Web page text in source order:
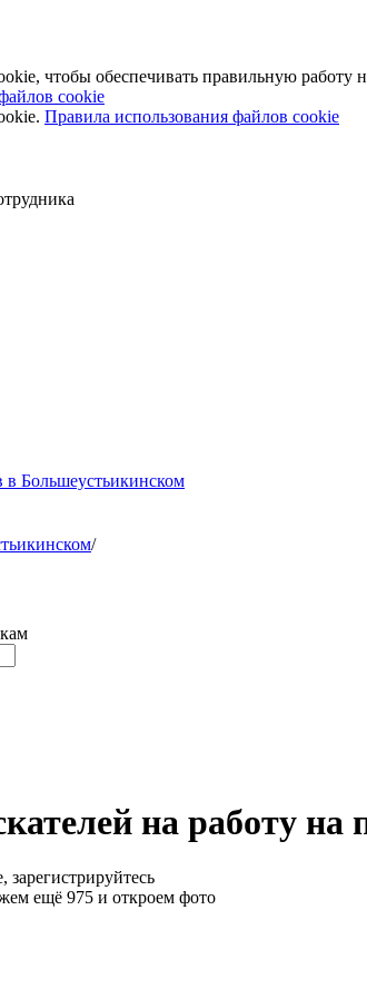
чтобы обеспечивать правильную работу
cookie
Правила использования файлов cookie
в Большеустьикинском
/
на работу
ещё 975 и откроем фото